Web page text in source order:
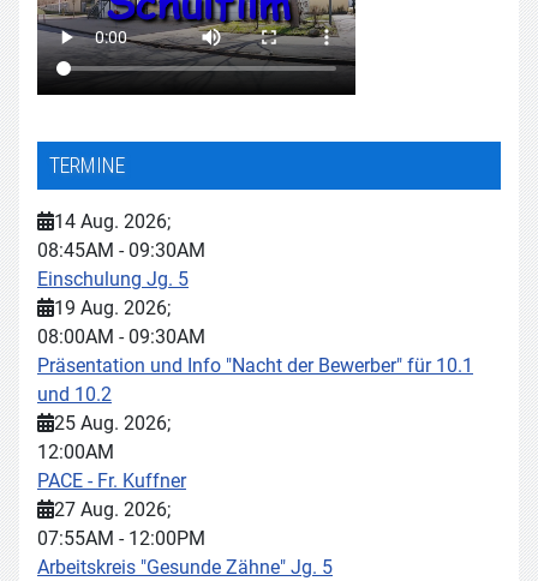
TERMINE
14 Aug. 2026;
08:45AM - 09:30AM
Einschulung Jg. 5
19 Aug. 2026;
08:00AM - 09:30AM
Präsentation und Info "Nacht der Bewerber" für 10.1
und 10.2
25 Aug. 2026;
12:00AM
PACE - Fr. Kuffner
27 Aug. 2026;
07:55AM - 12:00PM
Arbeitskreis "Gesunde Zähne" Jg. 5